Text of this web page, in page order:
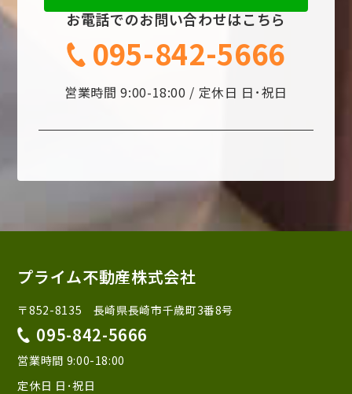
お電話でのお問い合わせはこちら
095-842-5666
営業時間 9:00-18:00 / 定休日 日･祝日
プライム不動産株式会社
〒852-8135 長崎県長崎市千歳町3番8号
095-842-5666
営業時間 9:00-18:00
定休日 日･祝日